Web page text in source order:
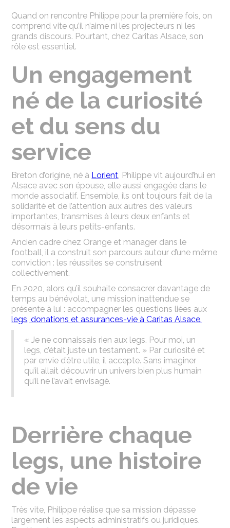
Quand on rencontre Philippe pour la première fois, on
comprend vite qu’il n’aime ni les projecteurs ni les
grands discours. Pourtant, chez Caritas Alsace, son
rôle est essentiel.
Un engagement
né de la curiosité
et du sens du
service
Breton d’origine, né à Lorient, Philippe vit aujourd’hui en
Alsace avec son épouse, elle aussi engagée dans le
monde associatif. Ensemble, ils ont toujours fait de la
solidarité et de l’attention aux autres des valeurs
importantes, transmises à leurs deux enfants et
désormais à leurs petits-enfants.
Ancien cadre chez Orange et manager dans le
football, il a construit son parcours autour d’une même
conviction : les réussites se construisent
collectivement.
En 2020, alors qu’il souhaite consacrer davantage de
temps au bénévolat, une mission inattendue se
présente à lui : accompagner les questions liées aux
legs, donations et assurances-vie à Caritas Alsace.
« Je ne connaissais rien aux legs. Pour moi, un
legs, c’était juste un testament. » Par curiosité et
par envie d’être utile, il accepte. Sans imaginer
qu’il allait découvrir un univers bien plus humain
qu’il ne l’avait envisagé.
Derrière chaque
legs, une histoire
de vie
Très vite, Philippe réalise que sa mission dépasse
largement les aspects administratifs ou juridiques.